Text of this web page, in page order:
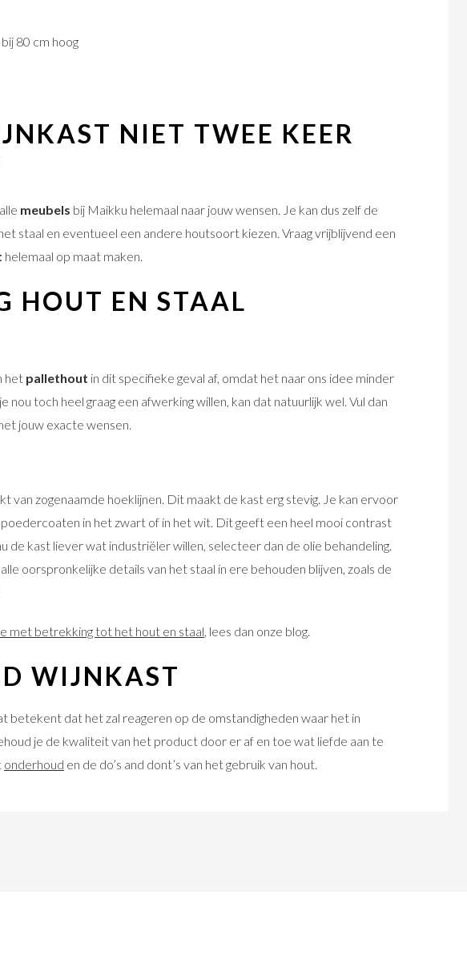
80 cm hoog
NIET TWEE KEER
meubels bij Maikku helemaal naar jouw wensen. Je kan dus zelf de
staal en eventueel een andere houtsoort kiezen. Vraag vrijblijvend een
helemaal op maat maken.
HOUT EN STAAL
het pallethout in dit specifieke geval af, omdat het naar ons idee minder
toch heel graag een afwerking willen, kan dat natuurlijk wel. Vul dan
jouw exacte wensen.
van zogenaamde hoeklijnen. Dit maakt de kast erg stevig. Je kan ervoor
in het zwart of in het wit. Dit geeft een heel mooi contrast
de kast liever wat industriëler willen, selecteer dan de olie behandeling.
oorspronkelijke details van het staal in ere behouden blijven, zoals de
met betrekking tot het hout en staal, lees dan onze blog.
WIJNKAST
betekent dat het zal reageren op de omstandigheden waar het in
je de kwaliteit van het product door er af en toe wat liefde aan te
onderhoud en de do’s and dont’s van het gebruik van hout.